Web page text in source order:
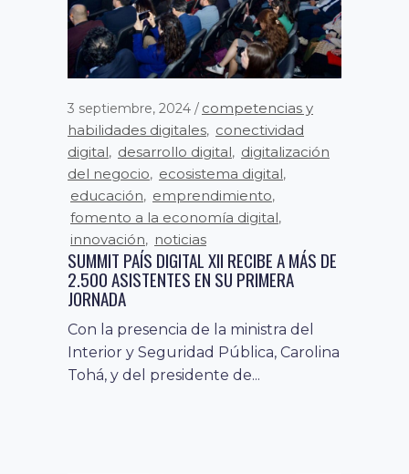
3 septiembre, 2024
competencias y
habilidades digitales, conectividad
digital, desarrollo digital, digitalización
del negocio, ecosistema digital,
educación, emprendimiento,
fomento a la economía digital,
innovación, noticias
SUMMIT PAÍS DIGITAL XII RECIBE A MÁS DE
2.500 ASISTENTES EN SU PRIMERA
JORNADA
Con la presencia de la ministra del
Interior y Seguridad Pública, Carolina
Tohá, y del presidente de...